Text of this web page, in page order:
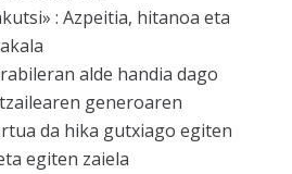
: Azpeitia, hitanoa eta
alde handia dago
generoaren
da hika gutxiago egiten
egiten zaiela